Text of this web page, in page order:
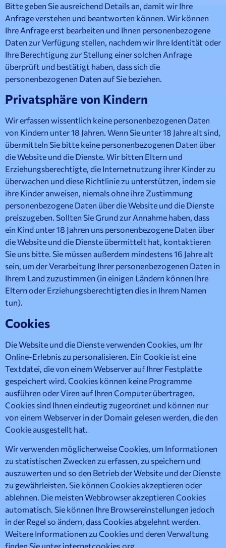
Bitte geben Sie ausreichend Details an, damit wir Ihre
Anfrage verstehen und beantworten können. Wir können
Ihre Anfrage erst bearbeiten und Ihnen personenbezogene
Daten zur Verfügung stellen, nachdem wir Ihre Identität oder
Ihre Berechtigung zur Stellung einer solchen Anfrage
überprüft und bestätigt haben, dass sich die
personenbezogenen Daten auf Sie beziehen.
Privatsphäre von Kindern
Wir erfassen wissentlich keine personenbezogenen Daten
von Kindern unter 18 Jahren. Wenn Sie unter 18 Jahre alt sind,
übermitteln Sie bitte keine personenbezogenen Daten über
die Website und die Dienste. Wir bitten Eltern und
Erziehungsberechtigte, die Internetnutzung ihrer Kinder zu
überwachen und diese Richtlinie zu unterstützen, indem sie
ihre Kinder anweisen, niemals ohne ihre Zustimmung
personenbezogene Daten über die Website und die Dienste
preiszugeben. Sollten Sie Grund zur Annahme haben, dass
ein Kind unter 18 Jahren uns personenbezogene Daten über
die Website und die Dienste übermittelt hat, kontaktieren
Sie uns bitte. Sie müssen außerdem mindestens 16 Jahre alt
sein, um der Verarbeitung Ihrer personenbezogenen Daten in
Ihrem Land zuzustimmen (in einigen Ländern können Ihre
Eltern oder Erziehungsberechtigten dies in Ihrem Namen
tun).
Cookies
Die Website und die Dienste verwenden Cookies, um Ihr
Online-Erlebnis zu personalisieren. Ein Cookie ist eine
Textdatei, die von einem Webserver auf Ihrer Festplatte
gespeichert wird. Cookies können keine Programme
ausführen oder Viren auf Ihren Computer übertragen.
Cookies sind Ihnen eindeutig zugeordnet und können nur
von einem Webserver in der Domain gelesen werden, die den
Cookie ausgestellt hat.
Wir verwenden möglicherweise Cookies, um Informationen
zu statistischen Zwecken zu erfassen, zu speichern und
auszuwerten und so den Betrieb der Website und der Dienste
zu gewährleisten. Sie können Cookies akzeptieren oder
ablehnen. Die meisten Webbrowser akzeptieren Cookies
automatisch. Sie können Ihre Browsereinstellungen jedoch
in der Regel so ändern, dass Cookies abgelehnt werden.
Weitere Informationen zu Cookies und deren Verwaltung
finden Sie unter internetcookies.org.